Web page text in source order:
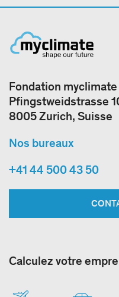
Fondation myclimate
Pfingstweidstrasse
8005 Zurich, Suisse
Nos bureaux
+41 44 500 43 50
Calculez votre